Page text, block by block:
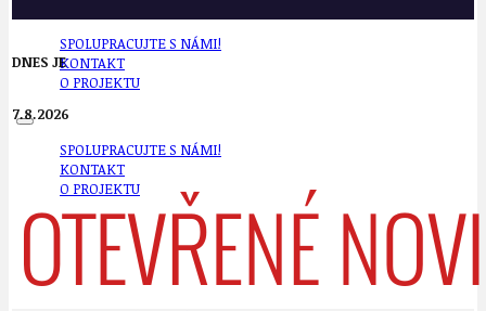
SPOLUPRACUJTE S NÁMI!
KONTAKT
O PROJEKTU
SPOLUPRACUJTE S NÁMI!
KONTAKT
O PROJEKTU
DNES JE
7.8.2026